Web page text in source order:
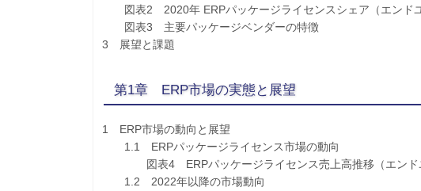
図表2 2020年 ERPパッケージライセンスシェア（エンドユ
図表3 主要パッケージベンダーの特徴
3 展望と課題
第1章 ERP市場の実態と展望
1 ERP市場の動向と展望
1.1 ERPパッケージライセンス市場の動向
図表4 ERPパッケージライセンス売上高推移（エンドユ
1.2 2022年以降の市場動向